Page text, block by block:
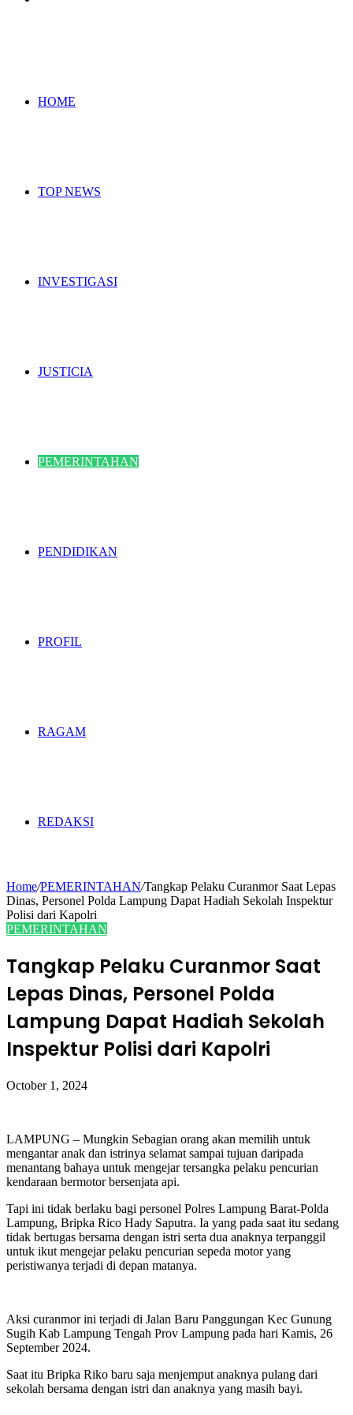
HOME
TOP NEWS
INVESTIGASI
JUSTICIA
PEMERINTAHAN
PENDIDIKAN
PROFIL
RAGAM
REDAKSI
Home/PEMERINTAHAN/Tangkap Pelaku Curanmor Saat Lepas
Dinas, Personel Polda Lampung Dapat Hadiah Sekolah Inspektur
Polisi dari Kapolri
PEMERINTAHAN
Tangkap Pelaku Curanmor Saat
Lepas Dinas, Personel Polda
Lampung Dapat Hadiah Sekolah
Inspektur Polisi dari Kapolri
October 1, 2024
LAMPUNG – Mungkin Sebagian orang akan memilih untuk
mengantar anak dan istrinya selamat sampai tujuan daripada
menantang bahaya untuk mengejar tersangka pelaku pencurian
kendaraan bermotor bersenjata api.
Tapi ini tidak berlaku bagi personel Polres Lampung Barat-Polda
Lampung, Bripka Rico Hady Saputra. Ia yang pada saat itu sedang
tidak bertugas bersama dengan istri serta dua anaknya terpanggil
untuk ikut mengejar pelaku pencurian sepeda motor yang
peristiwanya terjadi di depan matanya.
Aksi curanmor ini terjadi di Jalan Baru Panggungan Kec Gunung
Sugih Kab Lampung Tengah Prov Lampung pada hari Kamis, 26
September 2024.
Saat itu Bripka Riko baru saja menjemput anaknya pulang dari
sekolah bersama dengan istri dan anaknya yang masih bayi.